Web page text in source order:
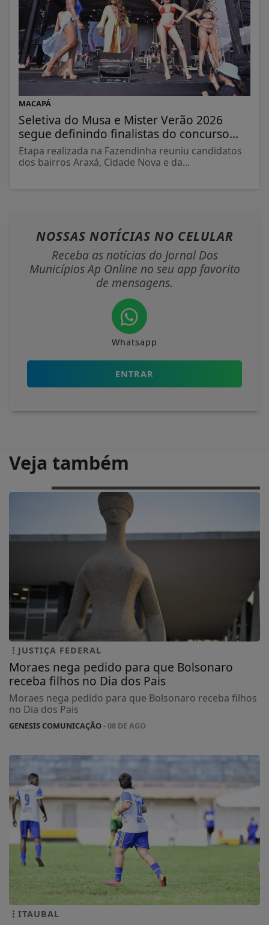
MACAPÁ
Seletiva do Musa e Mister Verão 2026
segue definindo finalistas do concurso...
Etapa realizada na Fazendinha reuniu candidatos
dos bairros Araxá, Cidade Nova e da...
NOSSAS NOTÍCIAS NO CELULAR
Receba as notícias do Jornal Dos
Municípios Ap Online no seu app favorito
de mensagens.
Whatsapp
ENTRAR
Veja também
JUSTIÇA FEDERAL
Moraes nega pedido para que Bolsonaro
receba filhos no Dia dos Pais
Moraes nega pedido para que Bolsonaro receba filhos
no Dia dos Pais
GENESIS COMUNICAÇÃO- 08 DE AGO
ITAUBAL